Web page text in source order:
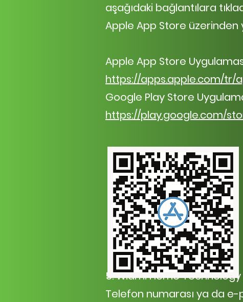
aşağıdaki bağlantılara
Apple App Store üzerinden
Apple App Store
https://apps.apple.com/tr/
Google Play Store
https://play.google.com/
5. Wiami Home Technology
Telefon numarası ya da